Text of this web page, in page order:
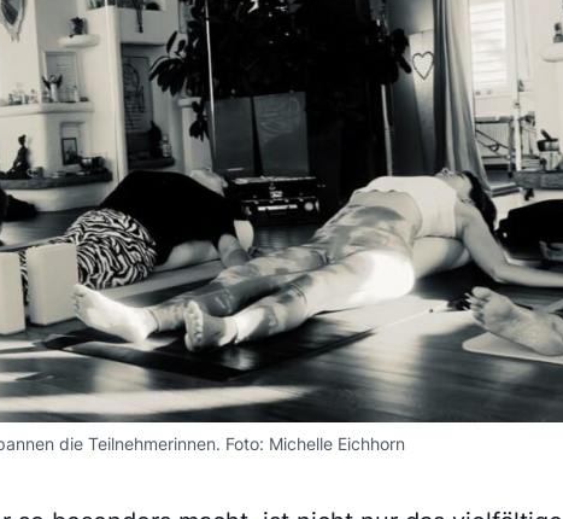
die Teilnehmerinnen. Foto: Michelle Eichhorn